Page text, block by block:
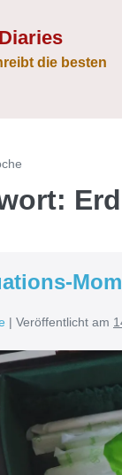
die besten
| Veröffentlicht am